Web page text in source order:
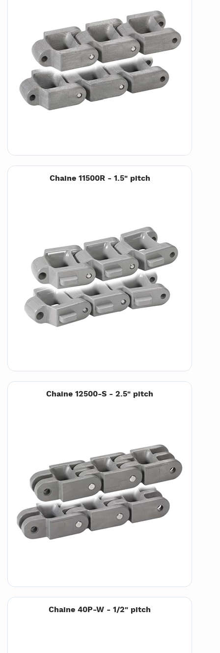
Chaine 11500R - 1.5" pitch
Chaine 12500-S - 2.5" pitch
Chaine 40P-W - 1/2" pitch